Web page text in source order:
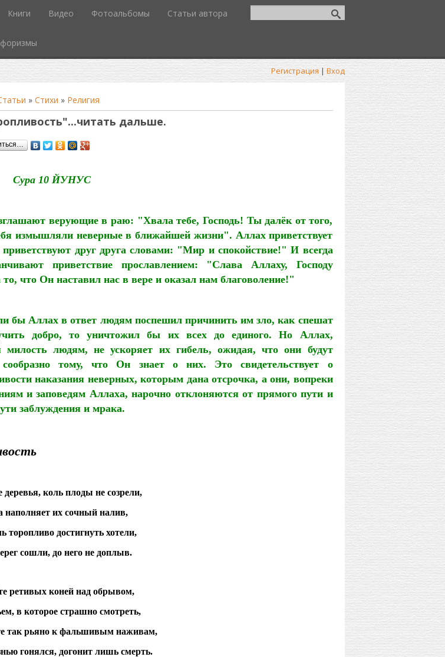
Книги Видео Фотоальбомы Статьи автора
Регистрация | Вход
» Стихи » Религия
дальше.
Сура 10 ЙУНУС
верующие в раю: "Хвала тебе, Господь! Ты далёк от того,
измышляли неверные в ближайшей жизни". Аллах приветствует
друг друга словами: "Мир и спокойствие!" И всегда
приветствие прославлением: "Слава Аллаху, Господу
то, что Он наставил нас в вере и оказал нам благоволение!"
бы Аллах в ответ людям поспешил причинить им зло, как спешат
добро, то уничтожил бы их всех до единого. Но Аллах,
милость людям, не ускоряет их гибель, ожидая, что они будут
сообразно тому, что Он знает о них. Это свидетельствует о
наказания неверных, которым дана отсрочка, а они, вопреки
и заповедям Аллаха, нарочно отклоняются от прямого пути и
заблуждения и мрака.
деревья, коль плоды не созрели,
наполняет их сочный налив,
торопливо достигнуть хотели,
сошли, до него не доплыв.
ретивых коней над обрывом,
в которое страшно смотреть,
так рьяно к фальшивым наживам,
гонялся, догонит лишь смерть.